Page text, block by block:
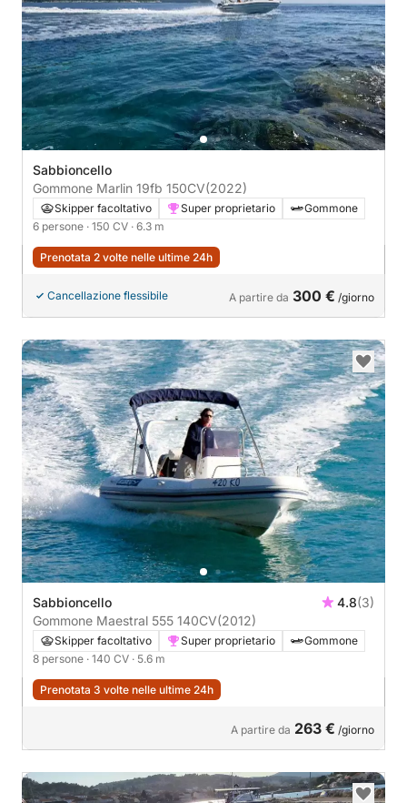
Sabbioncello
Gommone Marlin 19fb 150CV(2022)
Skipper facoltativo Super proprietario
Gommone
6 persone · 150 CV · 6.3 m
Prenotata 2 volte nelle ultime 24h
Cancellazione flessibile A partire da 300 € /giorno
Sabbioncello 4.8(3)
Gommone Maestral 555 140CV(2012)
Skipper facoltativo Super proprietario
Gommone
8 persone · 140 CV · 5.6 m
Prenotata 3 volte nelle ultime 24h
A partire da 263 € /giorno